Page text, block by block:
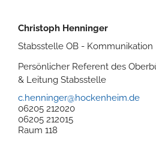
Christoph Henninger
Stabsstelle OB - Kommunikation
Persönlicher Referent des
& Leitung Stabsstelle
c.henninger@hockenheim.de
06205 212020
06205 212015
Raum 118